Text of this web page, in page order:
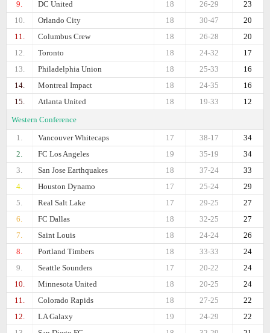
9.
DC United 23
26-29
18
10.
Orlando City 20
30-47
18
11.
Columbus Crew 20
26-28
18
12.
Toronto 17
24-32
18
13.
Philadelphia Union 16
25-33
18
14.
Montreal Impact 16
24-35
18
15.
Atlanta United 12
19-33
18
Western Conference
1.
Vancouver Whitecaps 34
38-17
17
2.
FC Los Angeles 34
35-19
19
3.
San Jose Earthquakes 33
37-24
18
4.
Houston Dynamo 29
25-24
17
5.
Real Salt Lake 27
29-25
17
6.
FC Dallas 27
32-25
18
7.
Saint Louis 26
24-24
18
8.
Portland Timbers 24
33-33
18
9.
Seattle Sounders 24
20-22
17
10.
Minnesota United 24
20-25
18
11.
Colorado Rapids 22
27-25
18
12.
LA Galaxy 22
24-29
19